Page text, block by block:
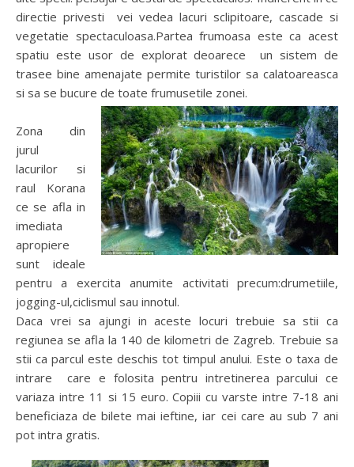
directie privesti vei vedea lacuri sclipitoare, cascade si
vegetatie spectaculoasa.Partea frumoasa este ca acest
spatiu este usor de explorat deoarece un sistem de
trasee bine amenajate permite turistilor sa calatoareasca
si sa se bucure de toate frumusetile zonei.
Zona din
jurul
lacurilor si
raul Korana
ce se afla in
imediata
apropiere
sunt ideale
pentru a exercita anumite activitati precum:drumetiile,
jogging-ul,ciclismul sau innotul.
Daca vrei sa ajungi in aceste locuri trebuie sa stii ca
regiunea se afla la 140 de kilometri de Zagreb. Trebuie sa
stii ca parcul este deschis tot timpul anului. Este o taxa de
intrare care e folosita pentru intretinerea parcului ce
variaza intre 11 si 15 euro. Copiii cu varste intre 7-18 ani
beneficiaza de bilete mai ieftine, iar cei care au sub 7 ani
pot intra gratis.